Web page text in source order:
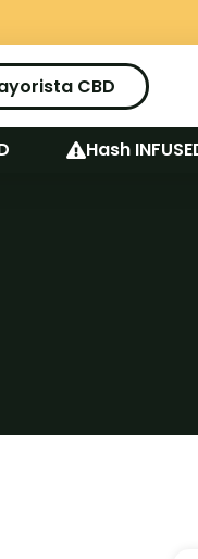
Regalo seguro en
CBD
Hash